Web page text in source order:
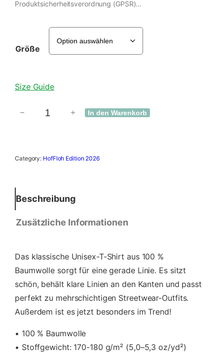
Produktsicherheitsverordnung (GPSR)…
Größe
Size Guide
e
S
–
H
f
F
l
h
E
− + In den Warenkorb
Category: HofFloh Edition 2026
Beschreibung
Zusätzliche Informationen
Das klassische Unisex-T-Shirt aus 100 %
Baumwolle sorgt für eine gerade Linie. Es sitzt
schön, behält klare Linien an den Kanten und passt
perfekt zu mehrschichtigen Streetwear-Outfits.
Außerdem ist es jetzt besonders im Trend!
• 100 % Baumwolle
• Stoffgewicht: 170-180 g/m² (5,0–5,3 oz/yd²)